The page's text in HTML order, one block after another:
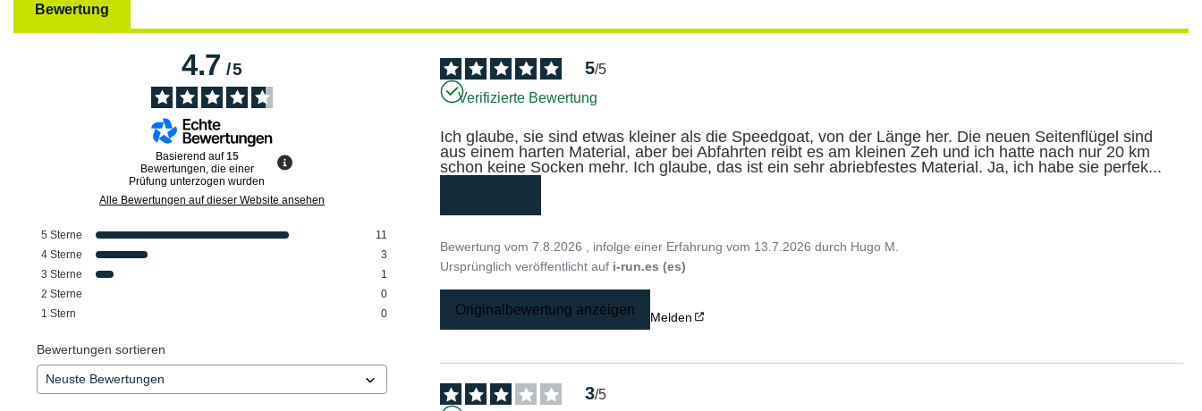
Bewertung
4.7/5
Basierend auf15
Bewertungen, die einer
Prüfung unterzogen wurden
Alle Bewertungen auf dieser Website ansehen
5 Sterne
11
4 Sterne
3
3 Sterne
1
2 Sterne
0
1 Stern 0
Bewertungen sortieren
5/5
Verifizierte Bewertung
Ich glaube, sie sind etwas kleiner als die Speedgoat, von der Länge her. Die neuen Seitenflügel sind
aus einem harten Material, aber bei Abfahrten reibt es am kleinen Zeh und ich hatte nach nur 20 km
schon keine Socken mehr. Ich glaube, das ist ein sehr abriebfestes Material. Ja, ich habe sie perfek...
Bewertung vom7.8.2026 , infolge einer Erfahrung vom 13.7.2026 durch Hugo M.
Ursprünglich veröffentlicht auf i-run.es (es)
Originalbewertung anzeigen Melden
3/5